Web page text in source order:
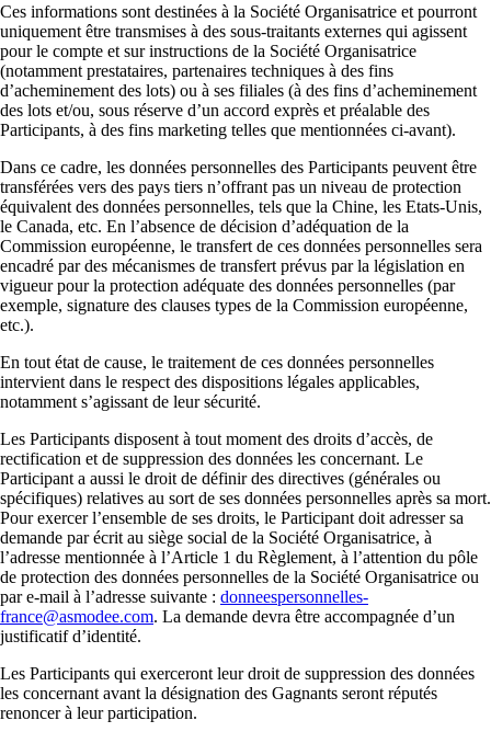
Ces informations sont destinées à la Société Organisatrice et pourront
uniquement être transmises à des sous-traitants externes qui agissent
pour le compte et sur instructions de la Société Organisatrice
(notamment prestataires, partenaires techniques à des fins
d’acheminement des lots) ou à ses filiales (à des fins d’acheminement
des lots et/ou, sous réserve d’un accord exprès et préalable des
Participants, à des fins marketing telles que mentionnées ci-avant).
Dans ce cadre, les données personnelles des Participants peuvent être
transférées vers des pays tiers n’offrant pas un niveau de protection
équivalent des données personnelles, tels que la Chine, les Etats-Unis,
le Canada, etc. En l’absence de décision d’adéquation de la
Commission européenne, le transfert de ces données personnelles sera
encadré par des mécanismes de transfert prévus par la législation en
vigueur pour la protection adéquate des données personnelles (par
exemple, signature des clauses types de la Commission européenne,
etc.).
En tout état de cause, le traitement de ces données personnelles
intervient dans le respect des dispositions légales applicables,
notamment s’agissant de leur sécurité.
Les Participants disposent à tout moment des droits d’accès, de
rectification et de suppression des données les concernant. Le
Participant a aussi le droit de définir des directives (générales ou
spécifiques) relatives au sort de ses données personnelles après sa mort.
Pour exercer l’ensemble de ses droits, le Participant doit adresser sa
demande par écrit au siège social de la Société Organisatrice, à
l’adresse mentionnée à l’Article 1 du Règlement, à l’attention du pôle
de protection des données personnelles de la Société Organisatrice ou
par e-mail à l’adresse suivante : donneespersonnelles-
france@asmodee.com. La demande devra être accompagnée d’un
justificatif d’identité.
Les Participants qui exerceront leur droit de suppression des données
les concernant avant la désignation des Gagnants seront réputés
renoncer à leur participation.